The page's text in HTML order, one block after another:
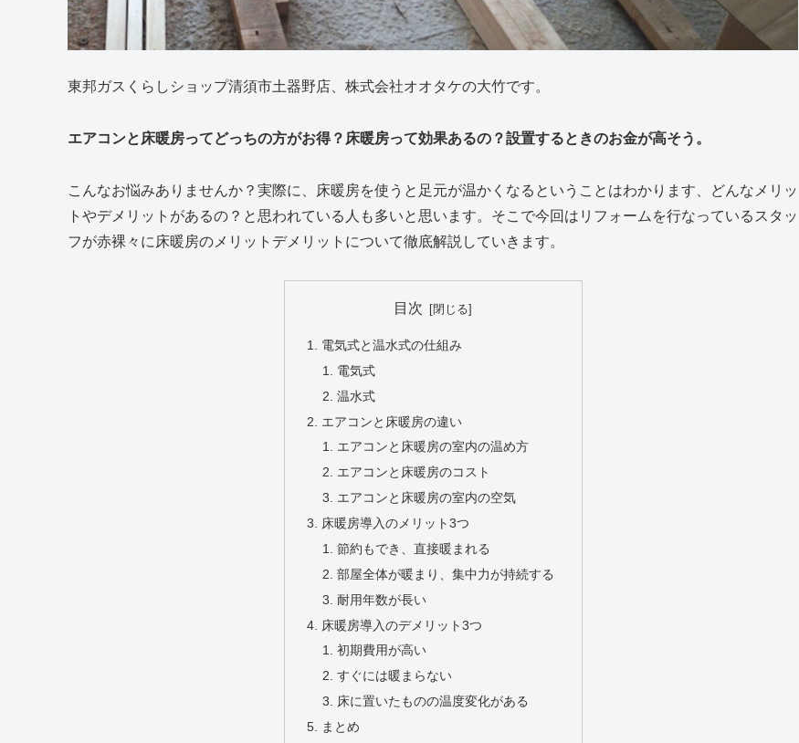
東邦ガスくらしショップ清須市土器野店、株式会社オオタケの大竹です。
エアコンと床暖房ってどっちの方がお得？床暖房って効果あるの？設置するときのお金が高そう。
こんなお悩みありませんか？実際に、床暖房を使うと足元が温かくなるということはわかります、どんなメリッ
トやデメリットがあるの？と思われている人も多いと思います。そこで今回はリフォームを行なっているスタッ
フが赤裸々に床暖房のメリットデメリットについて徹底解説していきます。
目次
電気式と温水式の仕組み
電気式
温水式
エアコンと床暖房の違い
エアコンと床暖房の室内の温め方
エアコンと床暖房のコスト
エアコンと床暖房の室内の空気
床暖房導入のメリット3つ
節約もでき、直接暖まれる
部屋全体が暖まり、集中力が持続する
耐用年数が長い
床暖房導入のデメリット3つ
初期費用が高い
すぐには暖まらない
床に置いたものの温度変化がある
まとめ